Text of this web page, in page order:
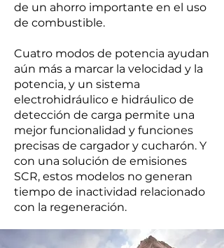
de un ahorro importante en el uso
de combustible.
Cuatro modos de potencia ayudan
aún más a marcar la velocidad y la
potencia, y un sistema
electrohidráulico e hidráulico de
detección de carga permite una
mejor funcionalidad y funciones
precisas de cargador y cucharón. Y
con una solución de emisiones
SCR, estos modelos no generan
tiempo de inactividad relacionado
con la regeneración.